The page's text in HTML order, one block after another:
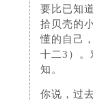
要比已知
拾贝壳的
懂的自己
十二3）。
知。
你说，过